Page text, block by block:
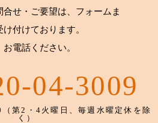
合せ・ご要望は、フォームま
付けております。
電話ください。
04-3009
第2・4火曜日、毎週水曜定休を除
く）